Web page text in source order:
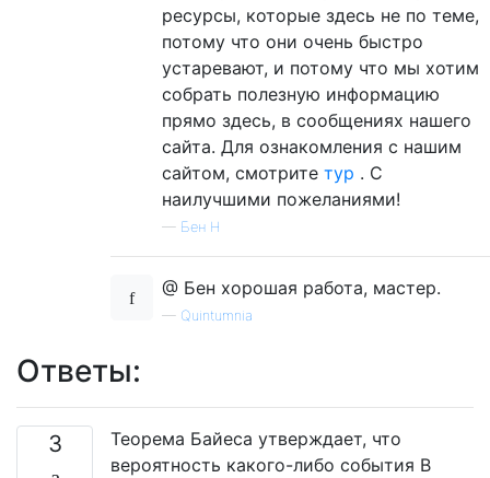
ресурсы, которые здесь не по теме,
потому что они очень быстро
устаревают, и потому что мы хотим
собрать полезную информацию
прямо здесь, в сообщениях нашего
сайта. Для ознакомления с нашим
сайтом, смотрите тур . С
наилучшими пожеланиями!
— Бен Н
@ Бен хорошая работа, мастер.
— Quintumnia
Ответы:
3
Теорема Байеса утверждает, что
вероятность какого-либо события B